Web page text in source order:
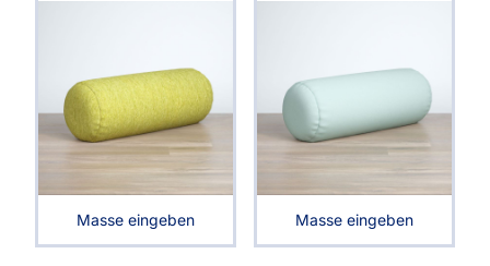
Masse eingeben Masse eingeben